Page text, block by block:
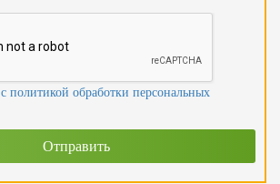
с политикой обработки персональных